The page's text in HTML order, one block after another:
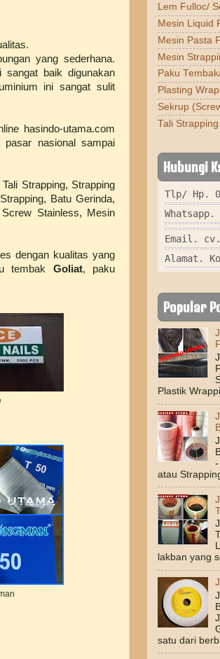
yang sederhana.
sangat baik digunakan
ini sangat sulit
hasindo-utama.com
nasional sampai
Strapping, Strapping
Batu Gerinda,
Stainless, Mesin
dengan kualitas yang
tembak Goliat, paku
Lem Fulloc/
Mesin Liquid
Mesin Pasta
Mesin
Paku
Plasting
Sekrup
Tali
Hubungi
Tlp/ Hp.
Whatsapp.
Email.
Alamat.
Popular
Plastik
atau
lakban yang
satu dari